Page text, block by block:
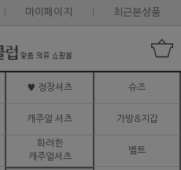
마이페이지 최근본상품
♥ 정장셔츠 슈즈
캐주얼 셔츠 가방&지갑
화려한
캐주얼셔츠
벨트